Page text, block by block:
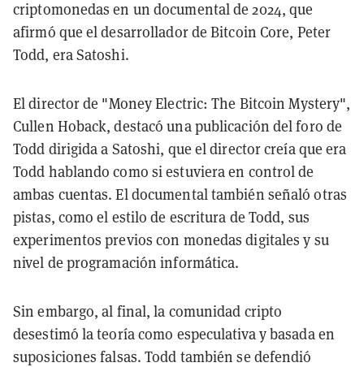
criptomonedas en un documental de 2024, que
afirmó que el desarrollador de Bitcoin Core, Peter
Todd, era Satoshi.
El director de "Money Electric: The Bitcoin Mystery",
Cullen Hoback, destacó una publicación del foro de
Todd dirigida a Satoshi, que el director creía que era
Todd hablando como si estuviera en control de
ambas cuentas. El documental también señaló otras
pistas, como el estilo de escritura de Todd, sus
experimentos previos con monedas digitales y su
nivel de programación informática.
Sin embargo, al final, la comunidad cripto
desestimó la teoría como especulativa y basada en
suposiciones falsas. Todd también se defendió